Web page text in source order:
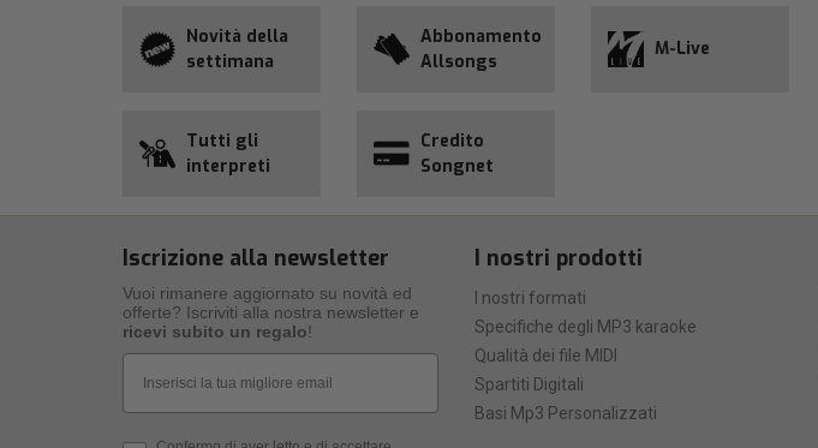
Novità della
settimana
Abbonamento
Allsongs
M-Live
Tutti gli
interpreti
Credito
Songnet
Iscrizione alla newsletter
Vuoi rimanere aggiornato su novità ed
offerte? Iscriviti alla nostra newsletter e
ricevi subito un regalo!
Privacy Policy
I nostri prodotti
I nostri formati
Specifiche degli MP3 karaoke
Qualità dei file MIDI
Spartiti Digitali
Basi Mp3 Personalizzati